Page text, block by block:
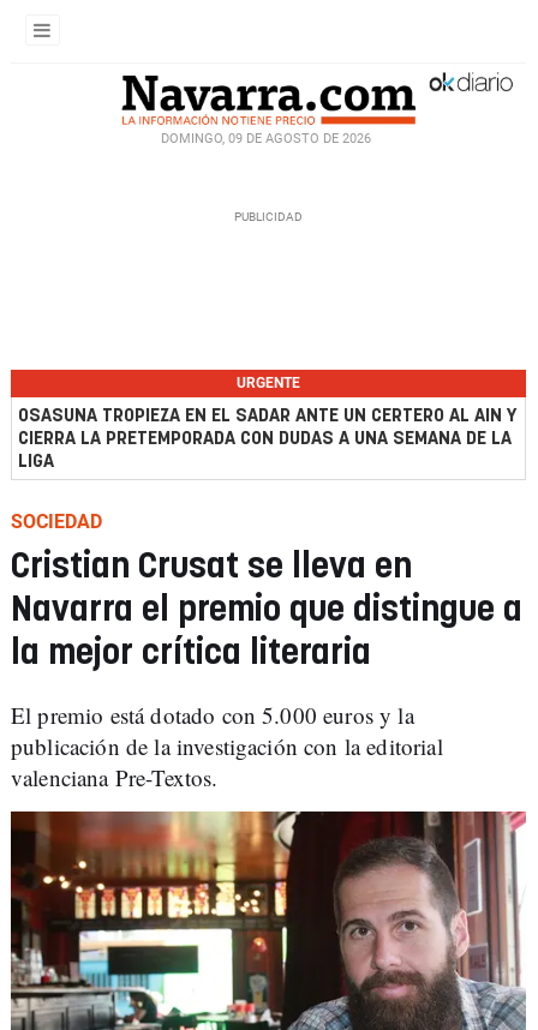
DOMINGO, 09 DE AGOSTO DE 2026
URGENTE
OSASUNA TROPIEZA EN EL SADAR ANTE UN CERTERO AL AIN Y
CIERRA LA PRETEMPORADA CON DUDAS A UNA SEMANA DE LA
LIGA
SOCIEDAD
Cristian Crusat se lleva en
Navarra el premio que distingue a
la mejor crítica literaria
El premio está dotado con 5.000 euros y la
publicación de la investigación con la editorial
valenciana Pre-Textos.